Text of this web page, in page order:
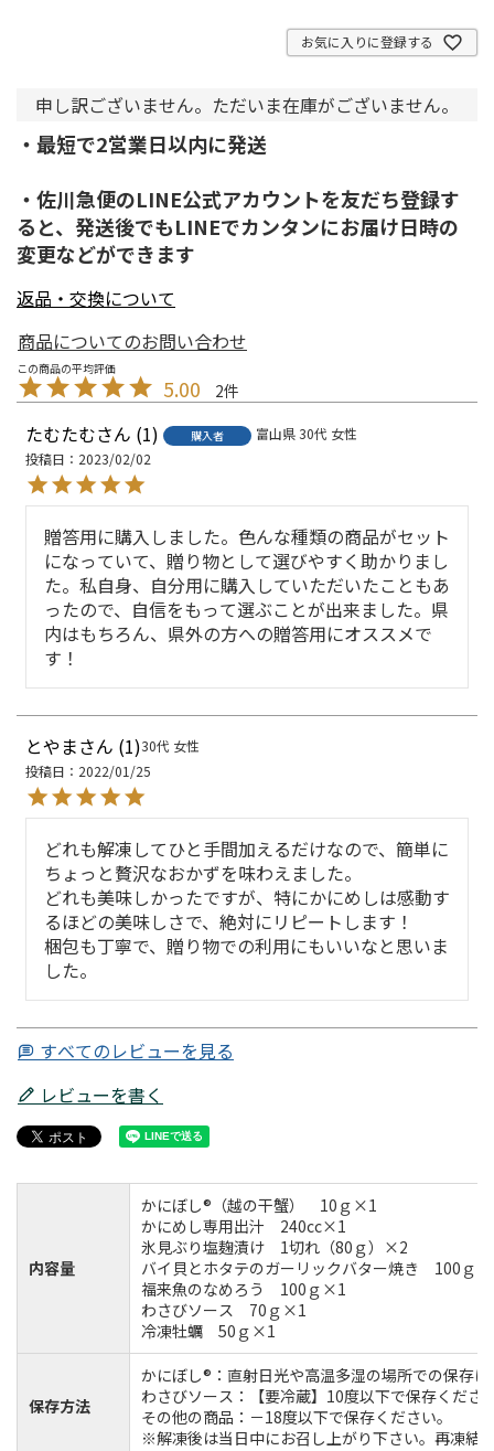
お気に入りに登録する
申し訳ございません。ただいま在庫がございません。
・最短で2営業日以内に発送
・佐川急便のLINE公式アカウントを友だち登録す
ると、発送後でもLINEでカンタンにお届け日時の
変更などができます
返品・交換について
商品についてのお問い合わせ
5.00 2
たむたむ 1 購入者 富山県30代 女性
投稿日
2023/02/02
贈答用に購入しました。色んな種類の商品がセット
になっていて、贈り物として選びやすく助かりまし
た。私自身、自分用に購入していただいたこともあ
ったので、自信をもって選ぶことが出来ました。県
内はもちろん、県外の方への贈答用にオススメで
す！
とやま 1 30代 女性
投稿日
2022/01/25
どれも解凍してひと手間加えるだけなので、簡単に
ちょっと贅沢なおかずを味わえました。
どれも美味しかったですが、特にかにめしは感動す
るほどの美味しさで、絶対にリピートします！
梱包も丁寧で、贈り物での利用にもいいなと思いま
した。
すべてのレビューを見る
レビューを書く
内容量
かにぼし®（越の干蟹） 10ｇ×1
かにめし専用出汁 240cc×1
氷見ぶり塩麹漬け 1切れ（80ｇ）×2
バイ貝とホタテのガーリックバター焼き 100ｇ
福来魚のなめろう 100ｇ×1
わさびソース 70ｇ×1
冷凍牡蠣 50ｇ×1
保存方法
かにぼし®：直射日光や高温多湿の場所での保存
わさびソース：【要冷蔵】10度以下で保存くださ
その他の商品：－18度以下で保存ください。
※解凍後は当日中にお召し上がり下さい。再凍結